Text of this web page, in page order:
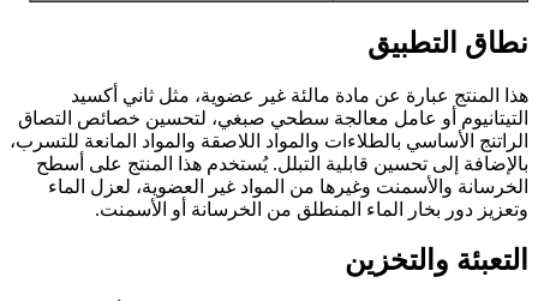
نطاق التطبيق
هذا المنتج عبارة عن مادة مالئة غير عضوية، مثل ثاني أكسيد
التيتانيوم أو عامل معالجة سطحي صبغي، لتحسين خصائص التصاق
الراتنج الأساسي بالطلاءات والمواد اللاصقة والمواد المانعة للتسرب،
بالإضافة إلى تحسين قابلية التبلل. يُستخدم هذا المنتج على أسطح
الخرسانة والأسمنت وغيرها من المواد غير العضوية، لعزل الماء
وتعزيز دور بخار الماء المنطلق من الخرسانة أو الأسمنت.
التعبئة والتخزين